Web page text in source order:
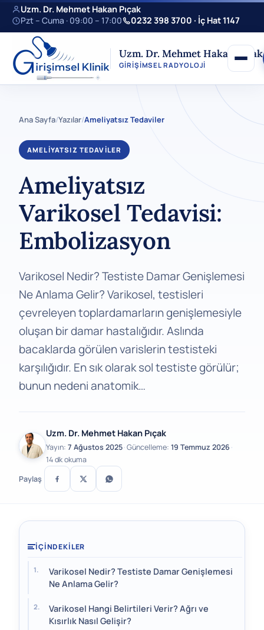
Uzm. Dr. Mehmet Hakan Pıçak
Pzt – Cuma · 09:00 – 17:00
0232 398 3700 · İç Hat 1147
Uzm. Dr. Mehmet Hakan Pıçak
GIRIŞIMSEL RADYOLOJI
Ana Sayfa/Yazılar/Ameliyatsız Tedaviler
AMELIYATSIZ TEDAVILER
Ameliyatsız
Varikosel Tedavisi:
Embolizasyon
Varikosel Nedir? Testiste Damar Genişlemesi
Ne Anlama Gelir? Varikosel, testisleri
çevreleyen toplardamarların genişlemesiyle
oluşan bir damar hastalığıdır. Aslında
bacaklarda görülen varislerin testisteki
karşılığıdır. En sık olarak sol testiste görülür;
bunun nedeni anatomik…
Uzm. Dr. Mehmet Hakan Pıçak
Yayın: 7 Ağustos 2025·Güncelleme: 19 Temmuz 2026 ·
14 dk okuma
Paylaş
İÇINDEKILER
Varikosel Nedir? Testiste Damar Genişlemesi
Ne Anlama Gelir?
Varikosel Hangi Belirtileri Verir? Ağrı ve
Kısırlık Nasıl Gelişir?